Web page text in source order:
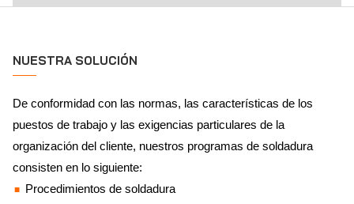
NUESTRA SOLUCIÓN
De conformidad con las normas, las características de los
puestos de trabajo y las exigencias particulares de la
organización del cliente, nuestros programas de soldadura
consisten en lo siguiente:
Procedimientos de soldadura